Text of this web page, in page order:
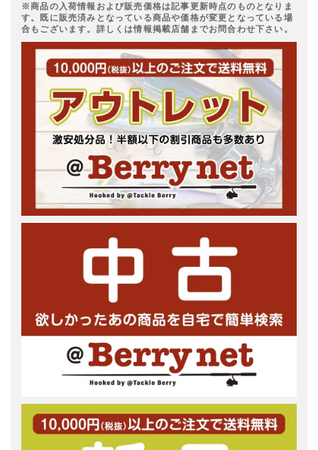
※商品の入荷情報および販売価格は記事更新時点のものとなりま
す。既に販売済みとなっている商品や価格が変更となっている場
合もございます。詳しくは情報掲載店舗までお問合わせ下さい。